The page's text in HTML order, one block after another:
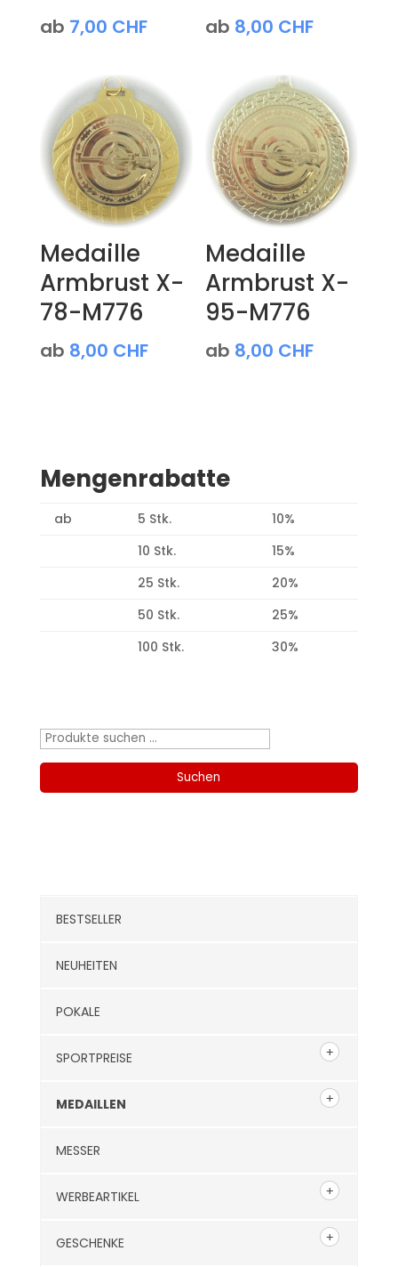
ab 7,00 CHF ab 8,00 CHF
Medaille
Armbrust X-
78-M776
ab 8,00 CHF
Medaille
Armbrust X-
95-M776
ab 8,00 CHF
Mengenrabatte
ab 5 Stk.
10%
10 Stk.
15%
25 Stk.
20%
50 Stk.
25%
100 Stk.
30%
Suchen
Suchen
BESTSELLER
NEUHEITEN
POKALE
SPORTPREISE
MEDAILLEN
MESSER
WERBEARTIKEL
GESCHENKE